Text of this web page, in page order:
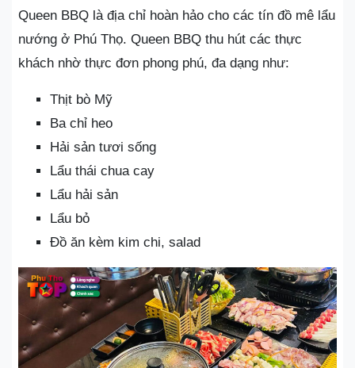
Queen BBQ là địa chỉ hoàn hảo cho các tín đồ mê lẩu
nướng ở Phú Thọ. Queen BBQ thu hút các thực
khách nhờ thực đơn phong phú, đa dạng như:
Thịt bò Mỹ
Ba chỉ heo
Hải sản tươi sống
Lẩu thái chua cay
Lẩu hải sản
Lẩu bỏ
Đồ ăn kèm kim chi, salad